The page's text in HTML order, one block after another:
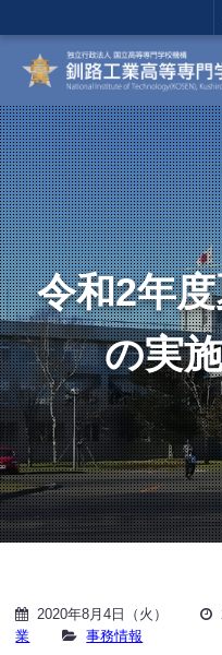
令和2年
の実
2020年8月4日（火）
業
事務情報